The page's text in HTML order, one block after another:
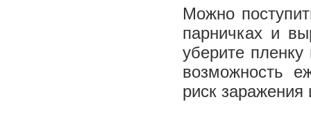
Можно
парничках и
уберите
возможность
риск